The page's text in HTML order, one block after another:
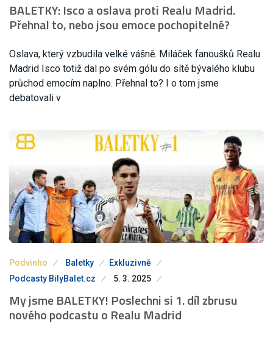
BALETKY: Isco a oslava proti Realu Madrid.
Přehnal to, nebo jsou emoce pochopitelné?
Oslava, který vzbudila velké vášně. Miláček fanoušků Realu
Madrid Isco totiž dal po svém gólu do sítě bývalého klubu
průchod emocím naplno. Přehnal to? I o tom jsme
debatovali v
Podvinho Baletky
Exkluzivně
Podcasty BilyBalet.cz
5. 3. 2025
My jsme BALETKY! Poslechni si 1. díl zbrusu
nového podcastu o Realu Madrid